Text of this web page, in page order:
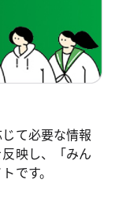
て必要な情報
映し、「みん
です。